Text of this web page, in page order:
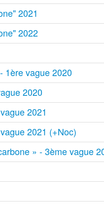
2021
2022
1ère vague 2020
2020
2021
2021 (+Noc)
» - 3ème vague